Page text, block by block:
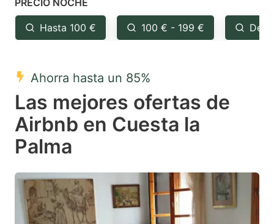
Press
the
question
key
to
get
keyboard
shortcuts
for
changing
the
question
to
get
the
shortcuts
for
changing
PRECIO NOCHE
Hasta 100 € 100 € - 199 €
Ahorra hasta un 85%
Las mejores ofertas de
Airbnb en Cuesta la
Palma